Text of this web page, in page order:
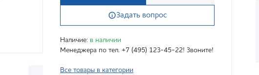
Задать вопрос
Наличие: в наличии
Менеджера по тел. +7 (495) 123-45-22! Звоните!
Все товары в категории